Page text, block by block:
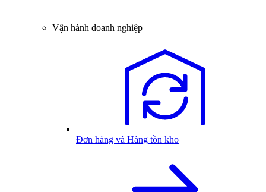
Vận hành doanh nghiệp
Đơn hàng và Hàng tồn kho